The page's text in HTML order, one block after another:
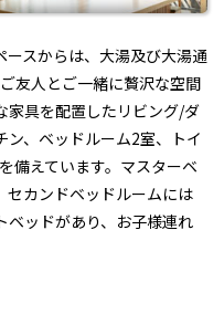
スからは、大湯及び大湯通
友人とご一緒に贅沢な空間
家具を配置したリビング/ダ
、ベッドルーム2室、トイ
備えています。マスターベ
セカンドベッドルームには
ベッドがあり、お子様連れ